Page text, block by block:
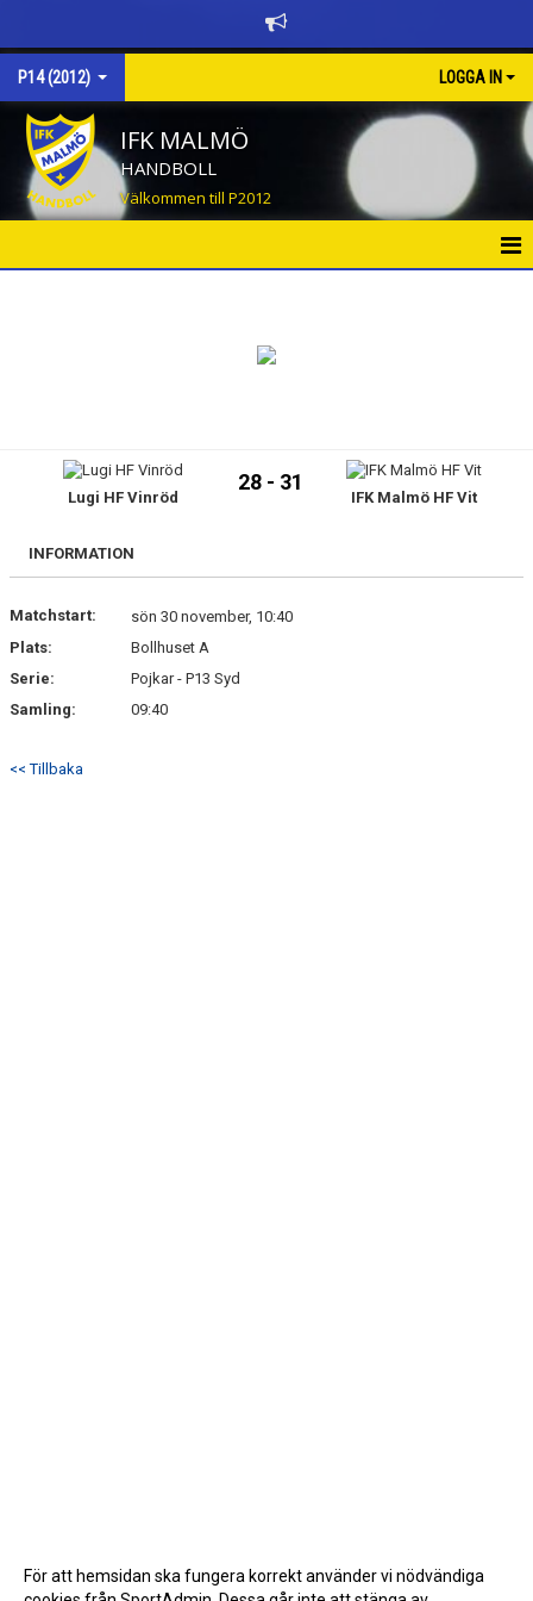
P14 (2012) LOGGA IN
IFK MALMÖ
HANDBOLL
Välkommen till P2012
TRUPPEN
BILDGALLERI
KONTAKT
Lugi HF Vinröd
28 - 31
IFK Malmö HF Vit
INFORMATION
Matchstart:
sön 30 november, 10:40
Plats:
Bollhuset A
Serie:
Pojkar - P13 Syd
Samling:
09:40
<< Tillbaka
För att hemsidan ska fungera korrekt använder vi nödvändiga